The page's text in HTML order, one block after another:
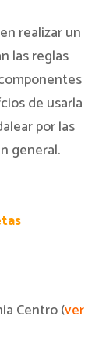
realizar un
las reglas
de usarla
por las
general.
Centro (ver